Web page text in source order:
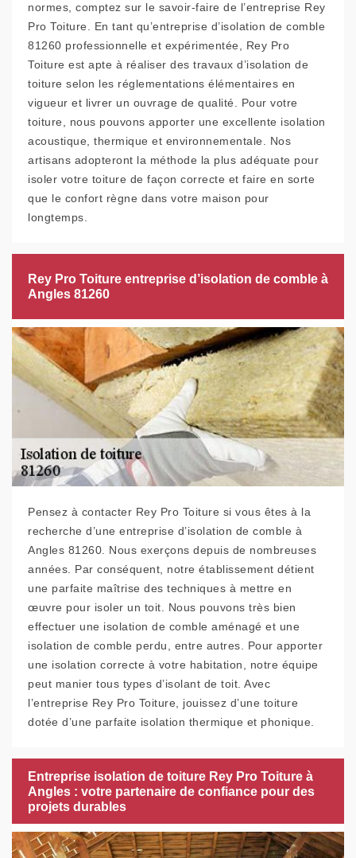
normes, comptez sur le savoir-faire de l’entreprise Rey
Pro Toiture. En tant qu’entreprise d’isolation de comble
81260 professionnelle et expérimentée, Rey Pro
Toiture est apte à réaliser des travaux d’isolation de
toiture selon les réglementations élémentaires en
vigueur et livrer un ouvrage de qualité. Pour votre
toiture, nous pouvons apporter une excellente isolation
acoustique, thermique et environnementale. Nos
artisans adopteront la méthode la plus adéquate pour
isoler votre toiture de façon correcte et faire en sorte
que le confort règne dans votre maison pour
longtemps.
Rey Pro Toiture entreprise d’isolation de comble à
Angles 81260
Pensez à contacter Rey Pro Toiture si vous êtes à la
recherche d’une entreprise d’isolation de comble à
Angles 81260. Nous exerçons depuis de nombreuses
années. Par conséquent, notre établissement détient
une parfaite maîtrise des techniques à mettre en
œuvre pour isoler un toit. Nous pouvons très bien
effectuer une isolation de comble aménagé et une
isolation de comble perdu, entre autres. Pour apporter
une isolation correcte à votre habitation, notre équipe
peut manier tous types d’isolant de toit. Avec
l’entreprise Rey Pro Toiture, jouissez d’une toiture
dotée d’une parfaite isolation thermique et phonique.
Entreprise isolation de toiture Rey Pro Toiture à
Angles : votre partenaire de confiance pour des
projets durables